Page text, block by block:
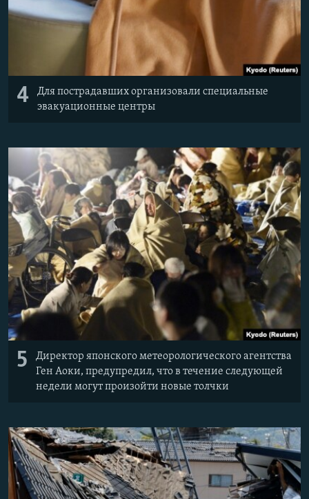
4
Для пострадавших организовали специальные
эвакуационные центры
5
Директор японского метеорологического агентства
Ген Аоки, предупредил, что в течение следующей
недели могут произойти новые толчки